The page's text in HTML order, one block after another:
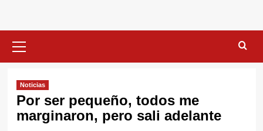
primario
Noticias
Por ser pequeño, todos me
marginaron, pero sali adelante